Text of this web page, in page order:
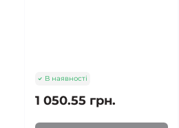
В наявності
1 050.55 грн.